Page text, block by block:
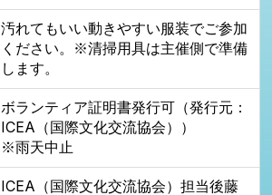
汚れてもいい動きやすい服装でご参加
ください。※清掃用具は主催側で準備
します。
ボランティア証明書発行可（発行元：
ICEA（国際文化交流協会））
※雨天中止
ICEA（国際文化交流協会）担当後藤